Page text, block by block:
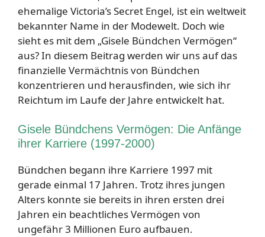
ehemalige Victoria’s Secret Engel, ist ein weltweit
bekannter Name in der Modewelt. Doch wie
sieht es mit dem „Gisele Bündchen Vermögen“
aus? In diesem Beitrag werden wir uns auf das
finanzielle Vermächtnis von Bündchen
konzentrieren und herausfinden, wie sich ihr
Reichtum im Laufe der Jahre entwickelt hat.
Gisele Bündchens Vermögen: Die Anfänge
ihrer Karriere (1997-2000)
Bündchen begann ihre Karriere 1997 mit
gerade einmal 17 Jahren. Trotz ihres jungen
Alters konnte sie bereits in ihren ersten drei
Jahren ein beachtliches Vermögen von
ungefähr 3 Millionen Euro aufbauen.